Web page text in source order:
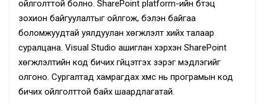
ойлголттой болно. SharePoint platform-ийн бүтэц
зохион байгуулалтыг ойлгож, бэлэн байгаа
боломжуудтай уялдуулан хөгжүүлэлт хийх талаар
суралцана. Visual Studio ашиглан хэрхэн SharePoint
хөгжүүлэлтийн код бичих гүйцэтгэх зэрэг мэдлэгийг
олгоно. Сургалтад хамрагдах хүмүүс нь програмын код
бичих ойлголттой байх шаардлагатай.